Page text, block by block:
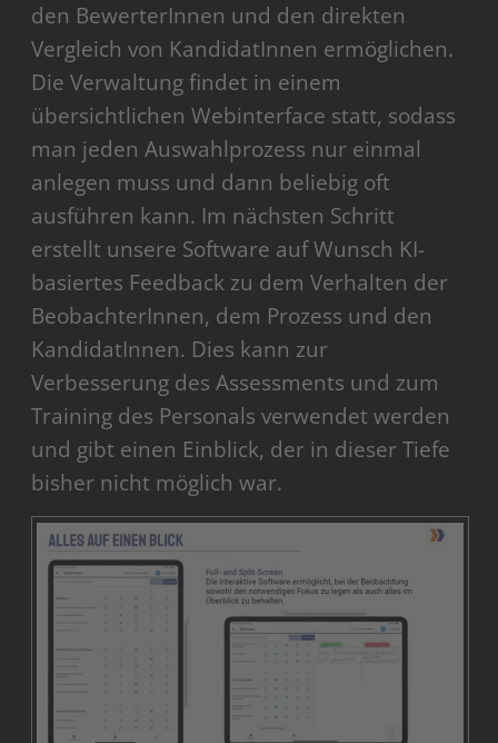
den BewerterInnen und den direkten
Vergleich von KandidatInnen ermöglichen.
Die Verwaltung findet in einem
übersichtlichen Webinterface statt, sodass
man jeden Auswahlprozess nur einmal
anlegen muss und dann beliebig oft
ausführen kann. Im nächsten Schritt
erstellt unsere Software auf Wunsch KI-
basiertes Feedback zu dem Verhalten der
BeobachterInnen, dem Prozess und den
KandidatInnen. Dies kann zur
Verbesserung des Assessments und zum
Training des Personals verwendet werden
und gibt einen Einblick, der in dieser Tiefe
bisher nicht möglich war.